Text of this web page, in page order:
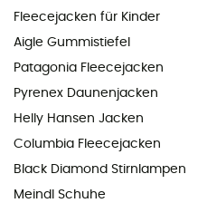
Fleecejacken für Kinder
Aigle Gummistiefel
Patagonia Fleecejacken
Pyrenex Daunenjacken
Helly Hansen Jacken
Columbia Fleecejacken
Black Diamond Stirnlampen
Meindl Schuhe